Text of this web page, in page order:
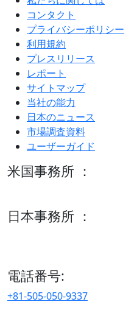
コンタクト
プライバシーポリシー
利用規約
プレスリリース
レポート
サイトマップ
当社の能力
日本のニュース
市場調査資料
ユーザーガイド
米国事務所 ：
日本事務所 ：
電話番号:
+81-505-050-9337